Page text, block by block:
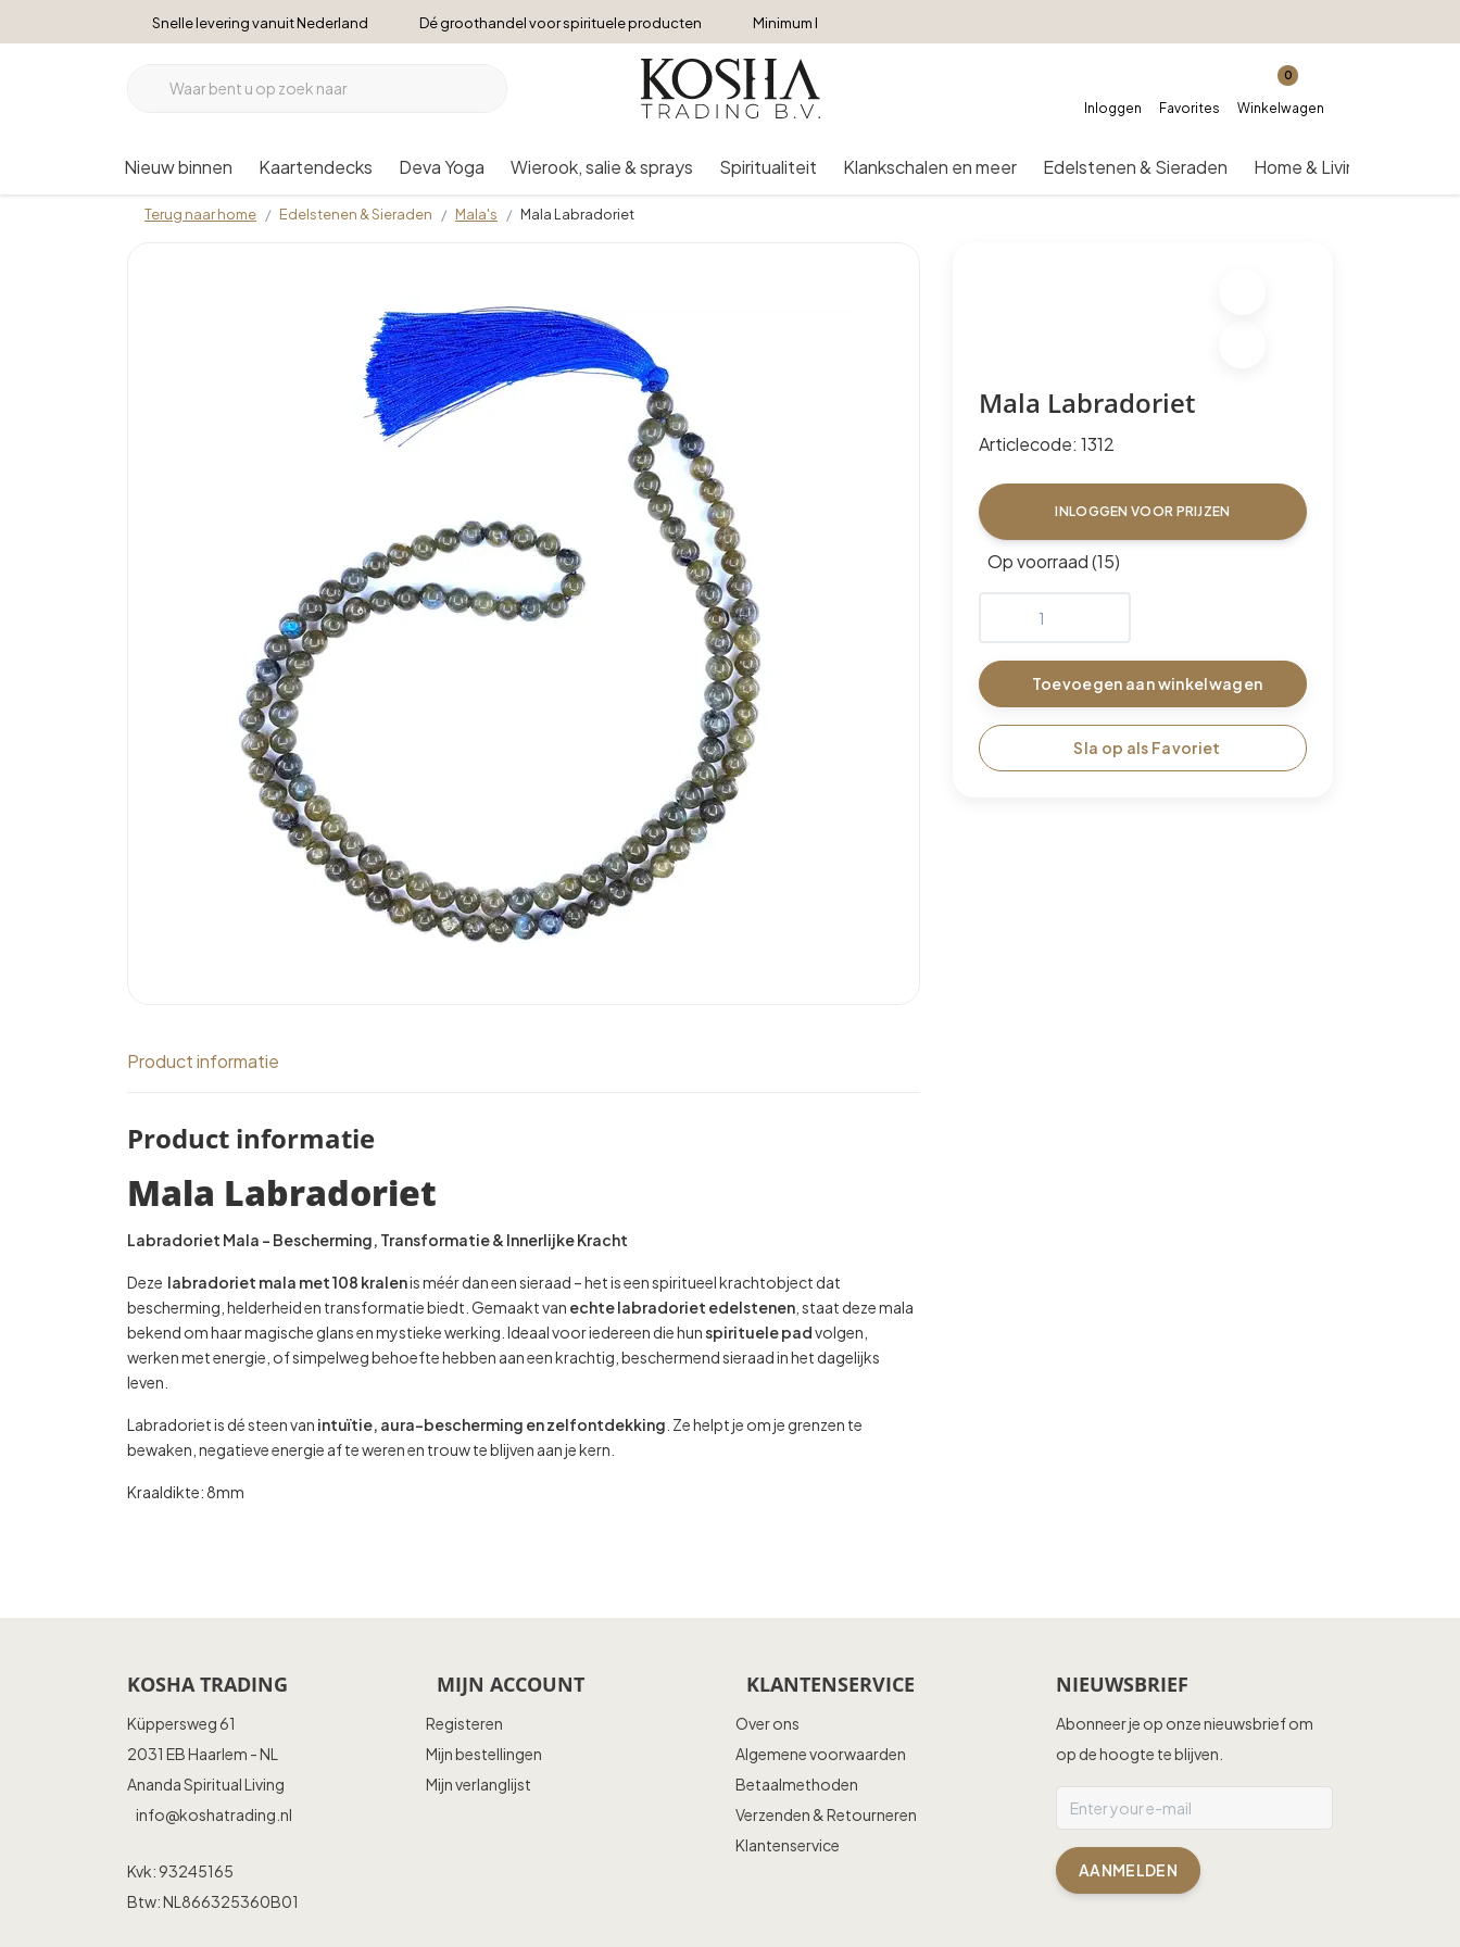
Snelle levering vanuit Nederland Dé groothandel voor spirituele producten Minimum bestelbedrag €250
Inloggen Favorites
0
Winkelwagen
Nieuw binnen Kaartendecks Deva Yoga Wierook, salie & sprays Spiritualiteit Klankschalen en meer Edelstenen & Sieraden Home & Living
Terug naar home Edelstenen & Sieraden Mala's Mala Labradoriet
Mala Labradoriet
Articlecode: 1312
INLOGGEN VOOR PRIJZEN
Op voorraad (15)
Toevoegen aan winkelwagen
Sla op als Favoriet
Product informatie
Product informatie
Mala Labradoriet
Labradoriet Mala – Bescherming, Transformatie & Innerlijke Kracht
Deze labradoriet mala met 108 kralenis méér dan een sieraad – het is een spiritueel krachtobject dat
bescherming, helderheid en transformatie biedt. Gemaakt van echte labradoriet edelstenen , staat deze mala
bekend om haar magische glans en mystieke werking. Ideaal voor iedereen die hunspirituele padvolgen,
werken met energie, of simpelweg behoefte hebben aan een krachtig, beschermend sieraad in het dagelijks
leven.
Labradoriet is dé steen van intuïtie, aura-bescherming en zelfontdekking . Ze helpt je om je grenzen te
bewaken, negatieve energie af te weren en trouw te blijven aan je kern.
Kraaldikte: 8mm
KOSHA TRADING
Küppersweg 61
2031 EB Haarlem - NL
Ananda Spiritual Living
info@koshatrading.nl
Kvk: 93245165
Btw: NL866325360B01
MIJN ACCOUNT
Registeren
Mijn bestellingen
Mijn verlanglijst
KLANTENSERVICE
Over ons
Algemene voorwaarden
Betaalmethoden
Verzenden & Retourneren
Klantenservice
NIEUWSBRIEF
Abonneer je op onze nieuwsbrief om
op de hoogte te blijven.
AANMELDEN